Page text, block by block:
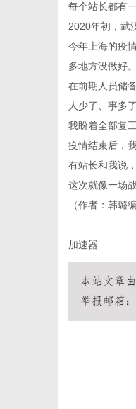
每个站长都有
2020年初，武
今年上海的疫
多地方没做好。
在前期人员储
人少了、事多
我盼着全部复
疫情结束后，
有站长和我说
这次就像一场
（作者：韩璐
加速器